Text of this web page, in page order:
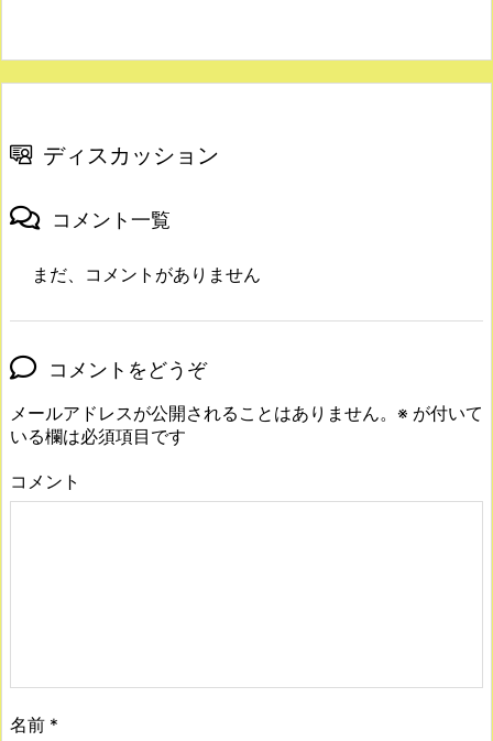
ディスカッション
コメント一覧
まだ、コメントがありません
コメントをどうぞ
メールアドレスが公開されることはありません。 ※ が付いて
いる欄は必須項目です
コメント
名前 *